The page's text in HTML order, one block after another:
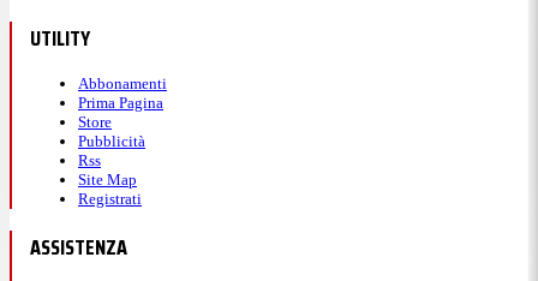
UTILITY
Abbonamenti
Prima Pagina
Store
Pubblicità
Rss
Site Map
Registrati
ASSISTENZA